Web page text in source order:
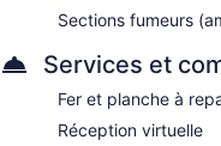
Sections fumeurs
Services et
Fer et planche à
Réception virtuelle